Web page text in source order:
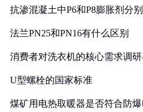
抗渗混凝土中P6和P8膨胀剂分
法兰PN25和PN16有什么区别
消费者对洗衣机的核心需求调
U型螺栓的国家标准
煤矿用电热取暖器是否符合防